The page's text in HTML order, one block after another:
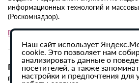
информационных технологий и
(Роскомнадзор).
Политика в отношении обработки
При использовании материалов
гиперссылка на ИА «Регион 64»
Наш сайт использует
cookie. Это позволяет нам
анализировать данные о
посетителей, а также
настройки и предпочтения для